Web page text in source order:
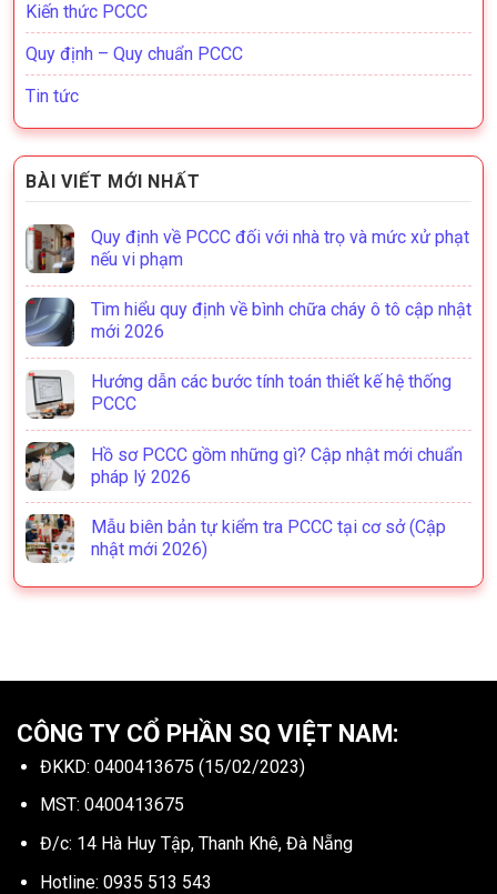
Kiến thức PCCC
Quy định – Quy chuẩn PCCC
Tin tức
BÀI VIẾT MỚI NHẤT
Quy định về PCCC đối với nhà trọ và mức xử phạt
nếu vi phạm
Tìm hiểu quy định về bình chữa cháy ô tô cập nhật
mới 2026
Hướng dẫn các bước tính toán thiết kế hệ thống
PCCC
Hồ sơ PCCC gồm những gì? Cập nhật mới chuẩn
pháp lý 2026
Mẫu biên bản tự kiểm tra PCCC tại cơ sở (Cập
nhật mới 2026)
CÔNG TY CỔ PHẦN SQ VIỆT NAM:
ĐKKD: 0400413675 (15/02/2023)
MST: 0400413675
Đ/c: 14 Hà Huy Tập, Thanh Khê, Đà Nẵng
Hotline: 0935 513 543